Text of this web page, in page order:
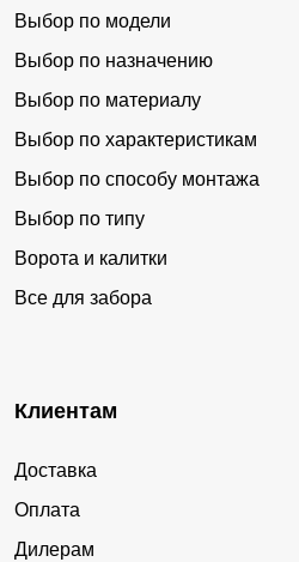
Выбор по модели
Выбор по назначению
Выбор по материалу
Выбор по характеристикам
Выбор по способу монтажа
Выбор по типу
Ворота и калитки
Все для забора
Клиентам
Доставка
Оплата
Дилерам